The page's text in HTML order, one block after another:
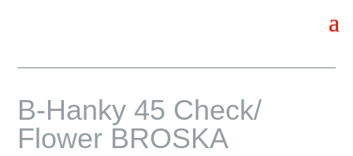
B-Hanky 45 Check/
Flower BROSKA